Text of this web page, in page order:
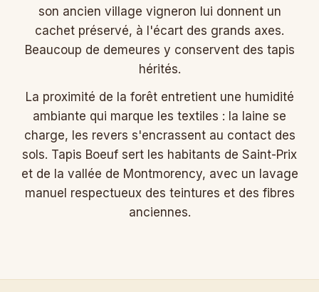
son ancien village vigneron lui donnent un
cachet préservé, à l'écart des grands axes.
Beaucoup de demeures y conservent des tapis
hérités.
La proximité de la forêt entretient une humidité
ambiante qui marque les textiles : la laine se
charge, les revers s'encrassent au contact des
sols. Tapis Boeuf sert les habitants de Saint-Prix
et de la vallée de Montmorency, avec un lavage
manuel respectueux des teintures et des fibres
anciennes.